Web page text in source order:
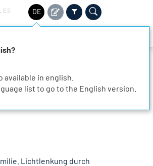
DE
Lichtlenkung durch
available in english.
list to go to the English version.